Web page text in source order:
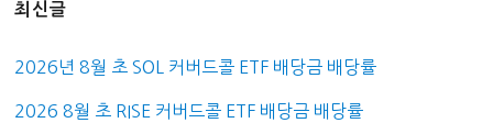
최신글
2026년 8월 초 SOL 커버드콜 ETF 배당금 배당률
2026 8월 초 RISE 커버드콜 ETF 배당금 배당률